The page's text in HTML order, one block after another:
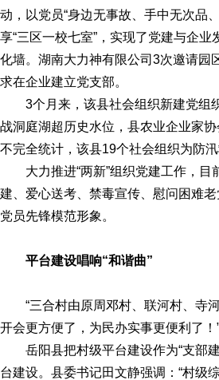
动，以党员“身边无事故、手中无次品
享“三区一校七室”，实现了党建与企
化墙。湖南大力神有限公司3次邀请园
求在企业建立党支部。
3个月来，该县社会组织新建党组
战洞庭湖超历史水位，县农业企业家
不完全统计，该县19个社会组织为防
大力推进“两新”组织党建工作，
建、爱心送考、禁毒宣传、慰问困难
党员先锋模范形象。
平台建设唱响“和谐曲”
“三合村由原周邓村、联河村、寺
开会更方便了，为民办实事更便利了
岳阳县把村级平台建设作为“支部
台建设。县委书记田文静强调：“村级